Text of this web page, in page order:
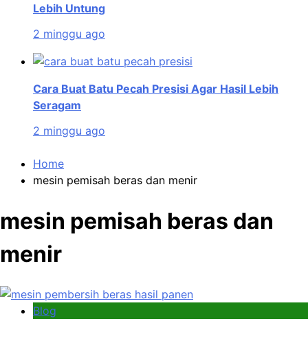
Lebih Untung
2 minggu ago
Cara Buat Batu Pecah Presisi Agar Hasil Lebih
Seragam
2 minggu ago
Home
mesin pemisah beras dan menir
mesin pemisah beras dan
menir
Blog